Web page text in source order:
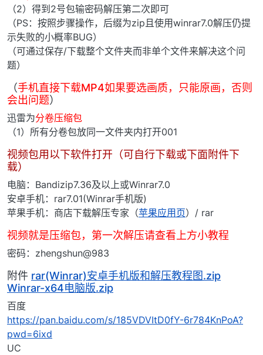
（2）得到2号包输密码解压第二次即可
（PS：按照步骤操作，后缀为zip且使用winrar7.0解压仍提
示失败的小概率BUG）
（可通过保存/下载整个文件夹而非单个文件来解决这个问
题）
（手机直接下载MP4如果要选画质，只能原画，否则
会出问题）
迅雷为分卷压缩包
（1）所有分卷包放同一文件夹内打开001
视频包用以下软件打开（可自行下载或下面附件下
载）
电脑：Bandizip7.36及以上或Winrar7.0
安卓手机：rar7.01(Winrar手机版)
苹果手机：商店下载解压专家（苹果应用页）/ rar
视频就是压缩包，第一次解压请查看上方小教程
密码：zhengshun@983
附件 rar(Winrar)安卓手机版和解压教程图.zip
Winrar-x64电脑版.zip
百度
https://pan.baidu.com/s/185VDVItD0fY-6r784KnPoA?
pwd=6ixd
UC